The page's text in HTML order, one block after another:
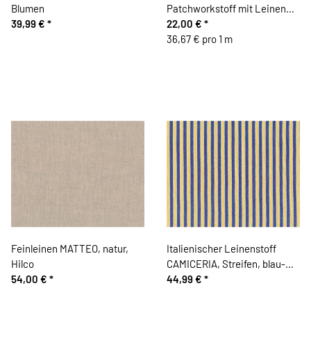
Blumen
39,99 € *
Patchworkstoff mit Leinen
CUTE, Sticken und Nähen,
dunkles altrosa, Yuwa Fabrics
22,00 € *
36,67 € pro 1 m
Feinleinen MATTEO, natur,
Hilco
54,00 € *
Italienischer Leinenstoff
CAMICERIA, Streifen, blau-
gelb
44,99 € *